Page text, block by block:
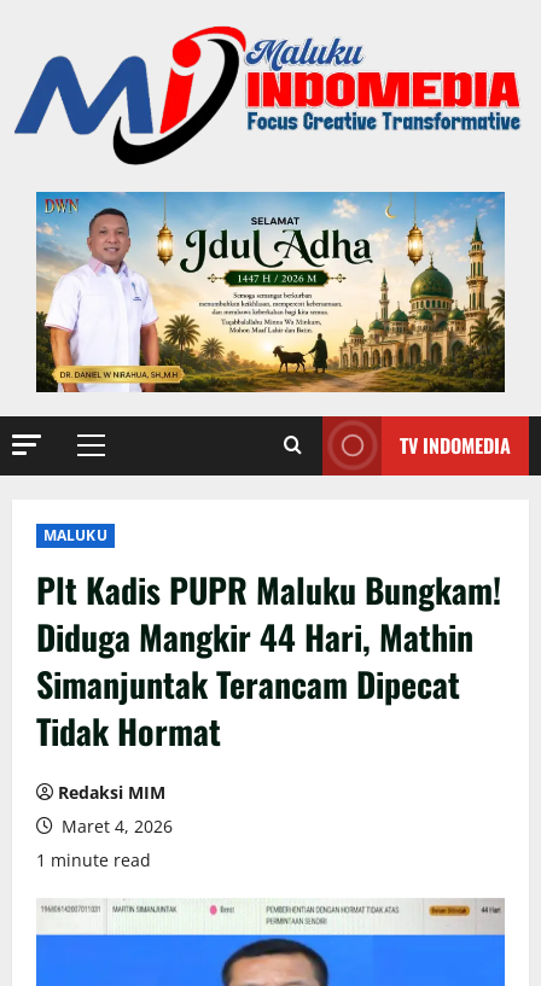
TV INDOMEDIA
MALUKU
Plt Kadis PUPR Maluku Bungkam!
Diduga Mangkir 44 Hari, Mathin
Simanjuntak Terancam Dipecat
Tidak Hormat
Redaksi MIM
Maret 4, 2026
1 minute read